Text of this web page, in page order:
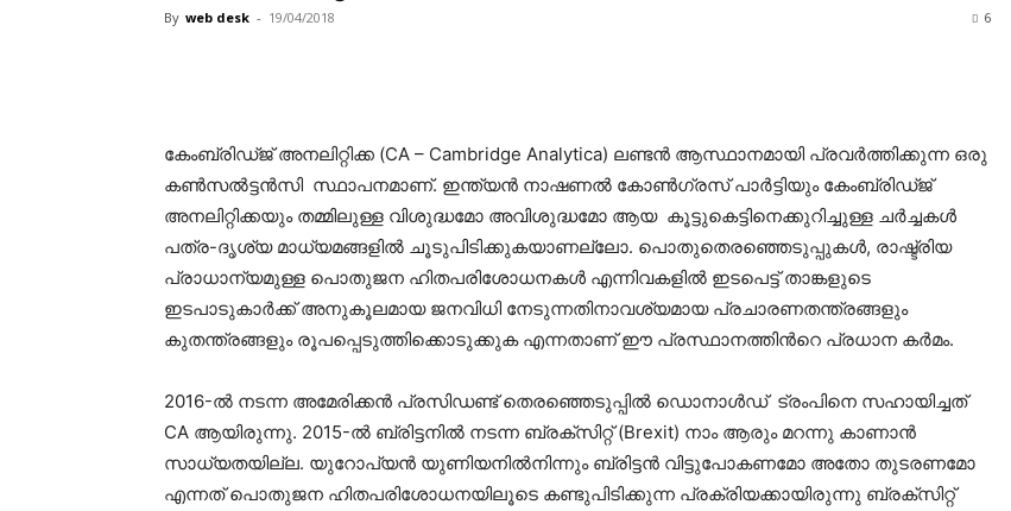
By web desk - 19/04/2018 6
കേംബ്രിഡ്ജ് അനലിറ്റിക്ക (CA – Cambridge Analytica) ലണ്ടന്‍ ആസ്ഥാനമായി പ്രവര്‍ത്തിക്കുന്ന ഒരു
കൺസല്‍ട്ടന്‍സി സ്ഥാപനമാണ്. ഇന്ത്യന്‍ നാഷണൽ കോണ്‍ഗ്രസ്‌ പാര്‍ട്ടിയും കേംബ്രിഡ്ജ്
അനലിറ്റിക്കയും തമ്മിലുള്ള വിശുദ്ധമോ അവിശുദ്ധമോ ആയ കൂട്ടുകെട്ടിനെക്കുറിച്ചുള്ള ചര്‍ച്ചകൾ
പത്ര-ദൃശ്യ മാധ്യമങ്ങളിൽ ചൂടുപിടിക്കുകയാണല്ലോ. പൊതുതെരഞ്ഞെടുപ്പുകൾ, രാഷ്ട്രിയ
പ്രാധാന്യമുള്ള പൊതുജന ഹിതപരിശോധനകൾ എന്നിവകളിൽ ഇടപെട്ട് താങ്കളുടെ
ഇടപാടുകാര്‍ക്ക് അനുകൂലമായ ജനവിധി നേടുന്നതിനാവശ്യമായ പ്രചാരണതന്ത്രങ്ങളും
കുതന്ത്രങ്ങളും രൂപപ്പെടുത്തിക്കൊടുക്കുക എന്നതാണ് ഈ പ്രസ്ഥാനത്തിന്‍റെ പ്രധാന കര്‍മം.
2016-ല്‍ നടന്ന അമേരിക്കൻ പ്രസിഡണ്ട്‌ തെരഞ്ഞെടുപ്പിൽ ഡൊനാൾഡ് ട്രംപിനെ സഹായിച്ചത്
CA ആയിരുന്നു. 2015-ല്‍ ബ്രിട്ടനിൽ നടന്ന ബ്രക്സിറ്റ് (Brexit) നാം ആരും മറന്നു കാണാന്‍
സാധ്യതയില്ല. യുറോപ്യൻ യുണിയനില്‍നിന്നും ബ്രിട്ടൻ വിട്ടുപോകണമോ അതോ തുടരണമോ
എന്നത് പൊതുജന ഹിതപരിശോധനയിലൂടെ കണ്ടുപിടിക്കുന്ന പ്രക്രിയക്കായിരുന്നു ബ്രക്സിറ്റ്